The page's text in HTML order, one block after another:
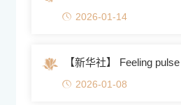
2026-01-14
2026-01-08